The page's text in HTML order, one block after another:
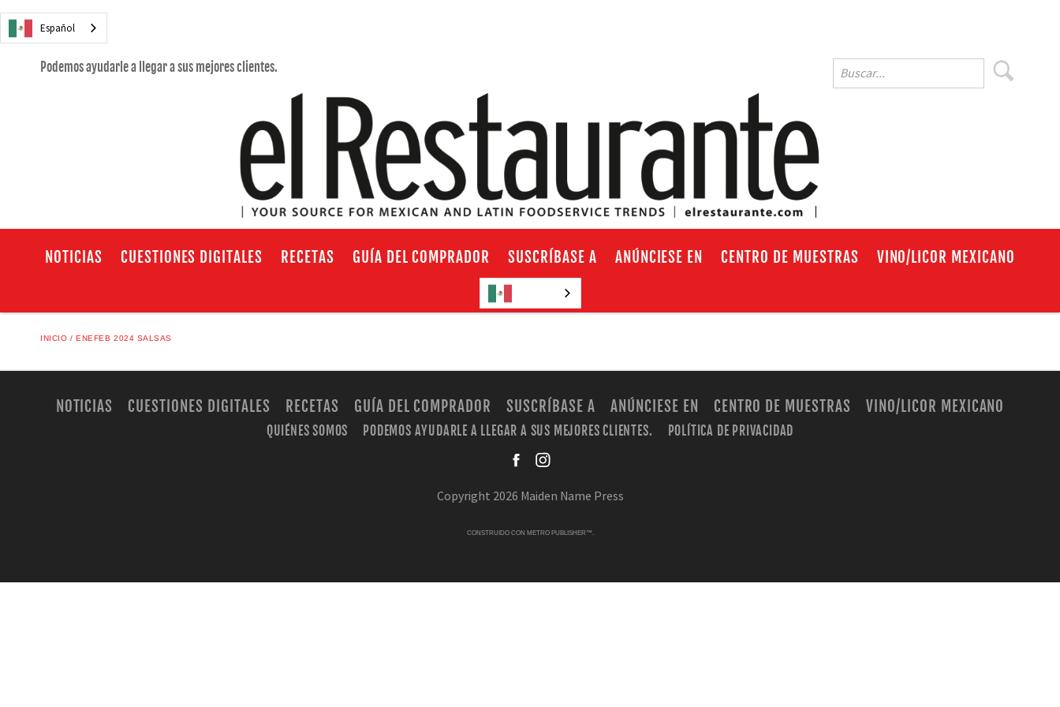
Español
Podemos ayudarle a llegar a sus mejores clientes.
NOTICIAS CUESTIONES DIGITALES RECETAS GUÍA DEL COMPRADOR SUSCRÍBASE A ANÚNCIESE EN CENTRO DE MUESTRAS VINO/LICOR MEXICANO
INICIO ENEFEB 2024 SALSAS
NOTICIAS CUESTIONES DIGITALES RECETAS GUÍA DEL COMPRADOR SUSCRÍBASE A ANÚNCIESE EN CENTRO DE MUESTRAS VINO/LICOR MEXICANO
QUIÉNES SOMOS PODEMOS AYUDARLE A LLEGAR A SUS MEJORES CLIENTES.
POLÍTICA DE PRIVACIDAD
Copyright 2026 Maiden Name Press
CONSTRUIDO CON METRO PUBLISHER™